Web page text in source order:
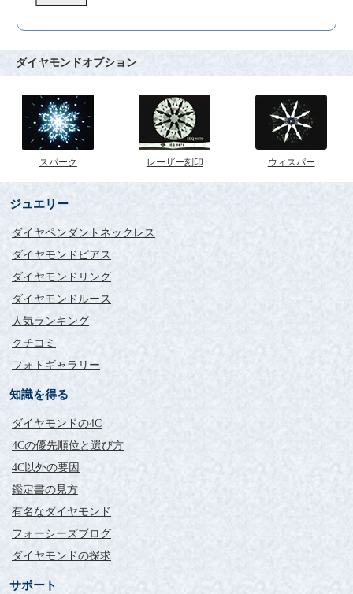
ダイヤモンドオプション
スパーク レーザー刻印 ウィスパー
ジュエリー
ダイヤペンダントネックレス
ダイヤモンドピアス
ダイヤモンドリング
ダイヤモンドルース
人気ランキング
クチコミ
フォトギャラリー
知識を得る
ダイヤモンドの4C
4Cの優先順位と選び方
4C以外の要因
鑑定書の見方
有名なダイヤモンド
フォーシーズブログ
ダイヤモンドの探求
サポート